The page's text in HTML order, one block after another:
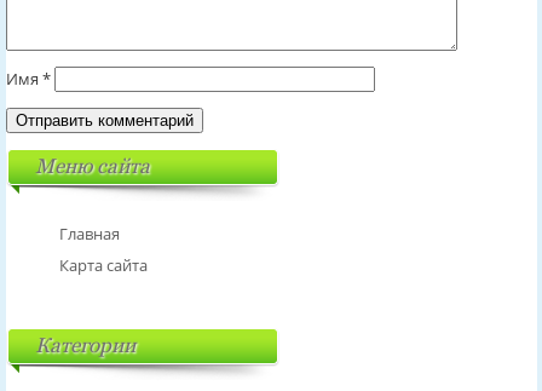
Имя *
Меню сайта
Главная
Карта сайта
Категории